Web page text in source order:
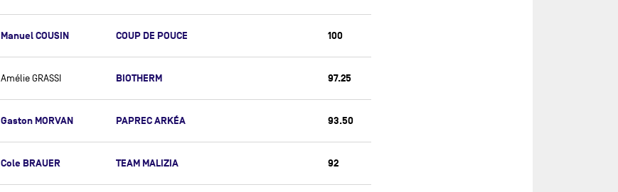
FRANCESCA CLAPCICH
SÉBASTIEN COL
CONRAD COLMAN
GUILLAUME COMBESCURE
CLÉMENT COMMAGNAC
SINGCHAIN TEAM HAIKOU
STAND AS ONE
SWITCHBACK RACING
TEAM AMAALA
ARMOR LUX
Manuel COUSIN COUP DE POUCE 100
Amélie GRASSI BIOTHERM 97.25
Gaston MORVAN PAPREC ARKÉA 93.50
Cole BRAUER TEAM MALIZIA 92